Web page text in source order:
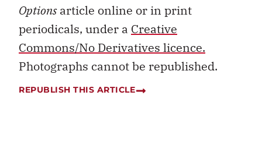
Optionsarticle online or in print
periodicals, under a Creative
Commons/No Derivatives licence.
Photographs cannot be republished.
REPUBLISH THIS ARTICLE